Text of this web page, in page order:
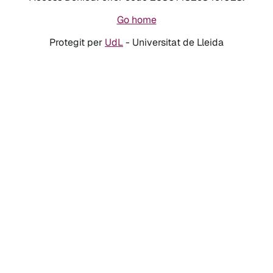
Go home
Protegit per UdL- Universitat de Lleida